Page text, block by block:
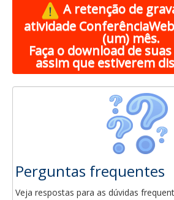
A retenção de
atividade ConferênciaWeb
(um) mês.
Faça o download de
assim que estiverem
Perguntas frequentes
Veja respostas para as dúvidas